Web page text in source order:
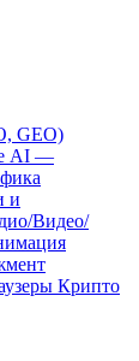
GEO)
AI —
и
Видео/
Крипто